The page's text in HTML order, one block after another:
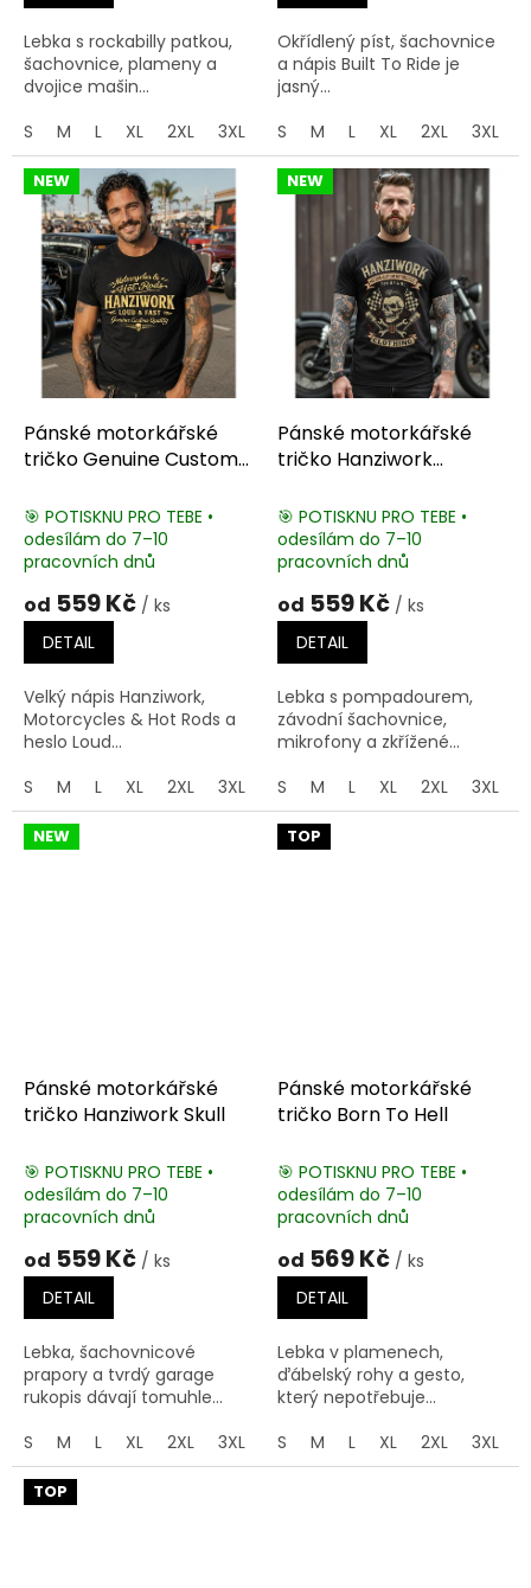
Lebka s rockabilly patkou,
šachovnice, plameny a
dvojice mašin...
S
M L XL 2XL 3XL 4XL 5XL
Okřídlený píst, šachovnice
a nápis Built To Ride je
jasný...
S
M L XL 2XL 3XL
NEW
Pánské motorkářské
tričko Genuine Custom
🎯 POTISKNU PRO TEBE •
odesílám do 7–10
pracovních dnů
od 559 Kč / ks
DETAIL
Velký nápis Hanziwork,
Motorcycles & Hot Rods a
heslo Loud...
S
M L XL 2XL 3XL 4XL 5XL
NEW
Pánské motorkářské
tričko Hanziwork
🎯 POTISKNU PRO TEBE •
odesílám do 7–10
pracovních dnů
od 559 Kč / ks
DETAIL
Lebka s pompadourem,
závodní šachovnice,
mikrofony a zkřížené...
S
M L XL 2XL 3XL
NEW
Pánské motorkářské
tričko Hanziwork Skull
🎯 POTISKNU PRO TEBE •
odesílám do 7–10
pracovních dnů
od 559 Kč / ks
DETAIL
Lebka, šachovnicové
prapory a tvrdý garage
rukopis dávají tomuhle...
S
M L XL 2XL 3XL 4XL 5XL
TOP
Pánské motorkářské
tričko Born To Hell
🎯 POTISKNU PRO TEBE •
odesílám do 7–10
pracovních dnů
od 569 Kč / ks
DETAIL
Lebka v plamenech,
ďábelský rohy a gesto,
který nepotřebuje...
S
M L XL 2XL 3XL
TOP